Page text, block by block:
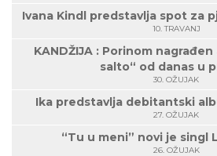
Ivana Kindl predstavlja spot za
10. TRAVANJ
KANDŽIJA : Porinom
salto“ od danas u
30. OŽUJAK
Ika predstavlja debitantski
27. OŽUJAK
“Tu u meni” novi je singl
26. OŽUJAK